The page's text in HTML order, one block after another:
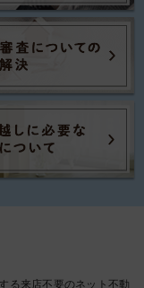
る来店不要のネット不動